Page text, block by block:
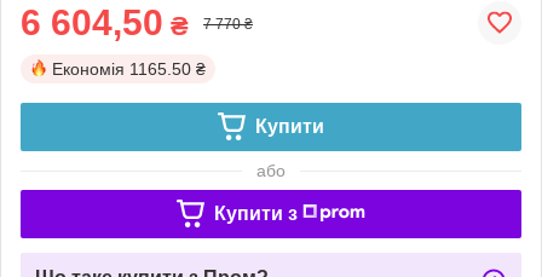
6 604,50 ₴ 7 770 ₴
Економія 1165.50 ₴
Купити
або
Купити з